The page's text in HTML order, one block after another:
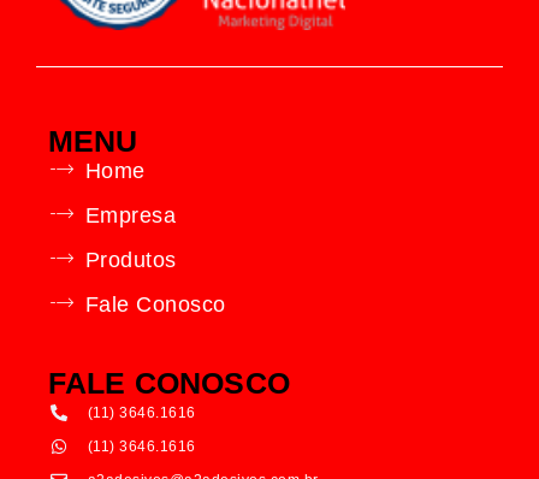
MENU
Home
Empresa
Produtos
Fale Conosco
FALE CONOSCO
(11) 3646.1616
(11) 3646.1616